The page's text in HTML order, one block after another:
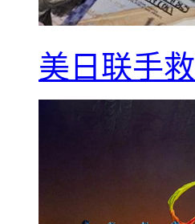
美日联手